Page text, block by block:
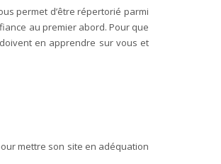
permet d’être répertorié parmi
au premier abord. Pour que
en apprendre sur vous et
mettre son site en adéquation